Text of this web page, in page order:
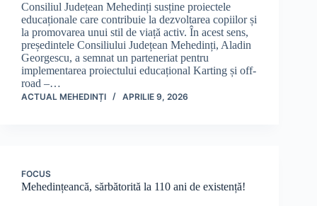
Consiliul Județean Mehedinți susține proiectele
educaționale care contribuie la dezvoltarea copiilor și
la promovarea unui stil de viață activ. În acest sens,
președintele Consiliului Județean Mehedinți, Aladin
Georgescu, a semnat un parteneriat pentru
implementarea proiectului educațional Karting și off-
road –…
ACTUAL MEHEDINȚI APRILIE 9, 2026
FOCUS
Mehedințeancă, sărbătorită la 110 ani de existență!